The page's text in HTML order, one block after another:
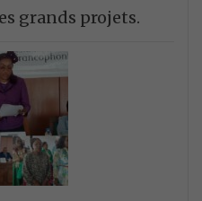
grands projets.